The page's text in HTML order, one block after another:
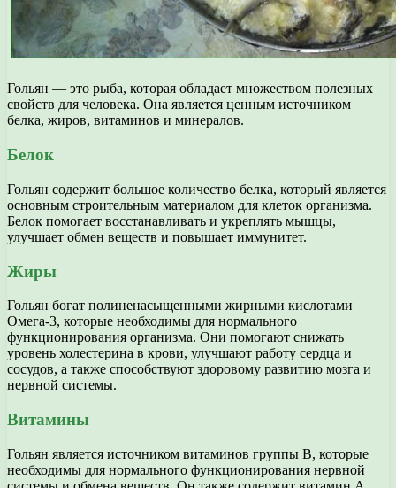
Гольян — это рыба, которая обладает множеством полезных
свойств для человека. Она является ценным источником
белка, жиров, витаминов и минералов.
Белок
Гольян содержит большое количество белка, который является
основным строительным материалом для клеток организма.
Белок помогает восстанавливать и укреплять мышцы,
улучшает обмен веществ и повышает иммунитет.
Жиры
Гольян богат полиненасыщенными жирными кислотами
Омега-3, которые необходимы для нормального
функционирования организма. Они помогают снижать
уровень холестерина в крови, улучшают работу сердца и
сосудов, а также способствуют здоровому развитию мозга и
нервной системы.
Витамины
Гольян является источником витаминов группы В, которые
необходимы для нормального функционирования нервной